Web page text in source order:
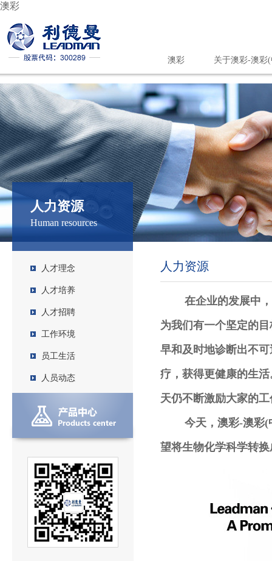
澳彩
澳彩 关于澳彩-澳彩
联系我们
人力资源
Human resources
人才理念
人才培养
人才招聘
工作环境
员工生活
人员动态
人力资源
在企业的发展中，
为我们有一个坚定的
早和及时地诊断出不
疗，获得更健康的生
天仍不断激励大家的
今天，澳彩-澳彩(中
望将生物化学科学转